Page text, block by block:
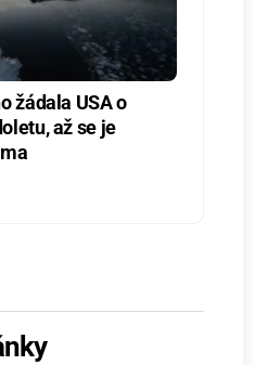
žádala USA o
až se je